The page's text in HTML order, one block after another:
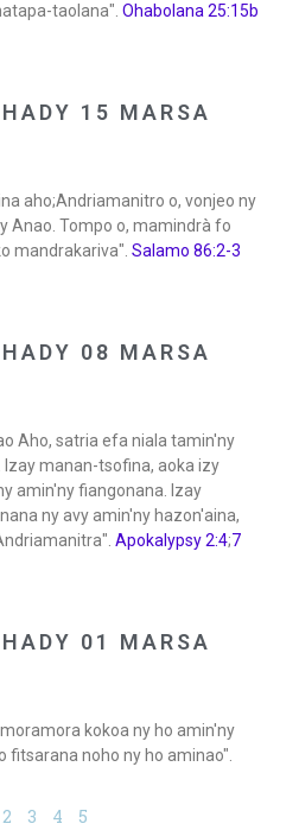
taolana". Ohabolana 25:15b
15 MARSA
aho;Andriamanitro o, vonjeo ny
Anao. Tompo o, mamindrà fo
mandrakariva". Salamo 86:2-3
08 MARSA
Aho, satria efa niala tamin'ny
manan-tsofina, aoka izy
amin'ny fiangonana. Izay
ny avy amin'ny hazon'aina,
Apokalypsy 2:4;7
01 MARSA
kokoa ny ho amin'ny
noho ny ho aminao".
2 3 4 5